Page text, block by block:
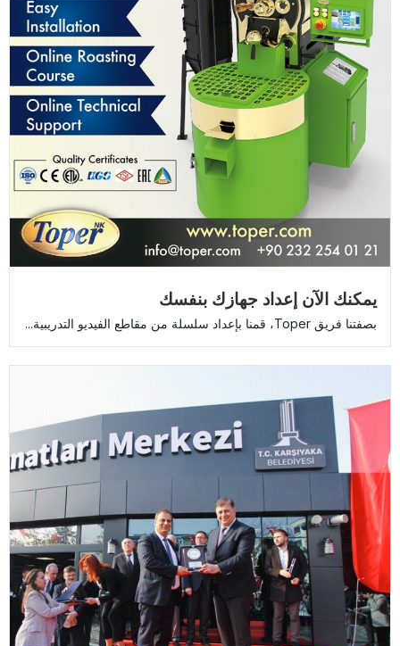
يمكنك الآن إعداد جهازك بنفسك
بصفتنا فريق Toper، قمنا بإعداد سلسلة من مقاطع الفيديو التدريبية...